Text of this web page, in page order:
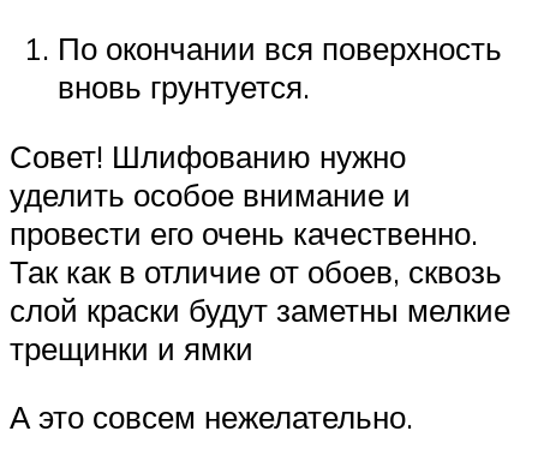
По окончании вся поверхность
вновь грунтуется.
Совет! Шлифованию нужно
уделить особое внимание и
провести его очень качественно.
Так как в отличие от обоев, сквозь
слой краски будут заметны мелкие
трещинки и ямки
А это совсем нежелательно.